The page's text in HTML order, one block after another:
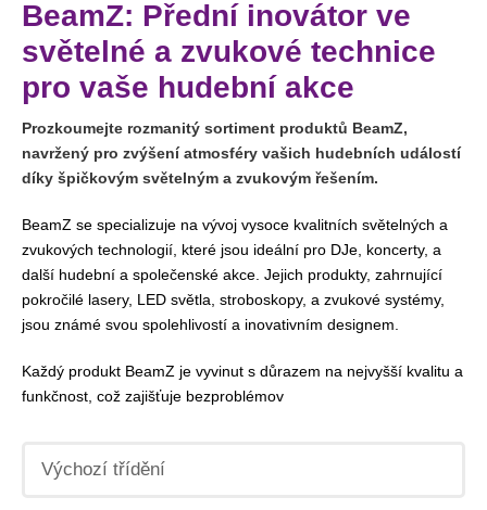
BeamZ: Přední inovátor ve
světelné a zvukové technice
pro vaše hudební akce
Prozkoumejte rozmanitý sortiment produktů BeamZ,
navržený pro zvýšení atmosféry vašich hudebních událostí
díky špičkovým světelným a zvukovým řešením.
BeamZ se specializuje na vývoj vysoce kvalitních světelných a
zvukových technologií, které jsou ideální pro DJe, koncerty, a
další hudební a společenské akce. Jejich produkty, zahrnující
pokročilé lasery, LED světla, stroboskopy, a zvukové systémy,
jsou známé svou spolehlivostí a inovativním designem.
Každý produkt BeamZ je vyvinut s důrazem na nejvyšší kvalitu a
funkčnost, což zajišťuje bezproblémov